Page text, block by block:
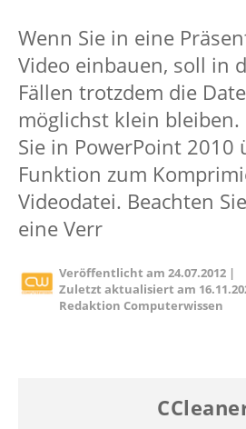
Wenn Sie in eine
Video einbauen, soll in
Fällen trotzdem die
möglichst klein bleiben.
Sie in PowerPoint 2010
Funktion zum
Videodatei. Beachten
eine Verr
Veröffentlicht am24.07.2012 |
Zuletzt aktualisiert am
Redaktion Computerwissen